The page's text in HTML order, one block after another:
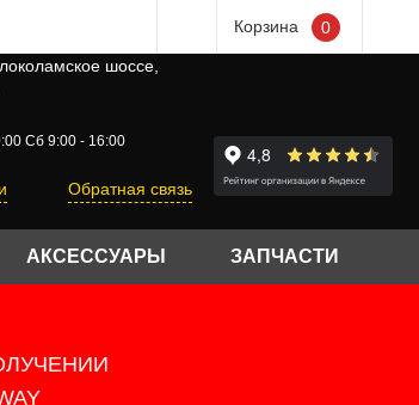
Корзина 0
шоссе,
Сб 9:00 - 16:00
Обратная связь
АКСЕССУАРЫ ЗАПЧАСТИ